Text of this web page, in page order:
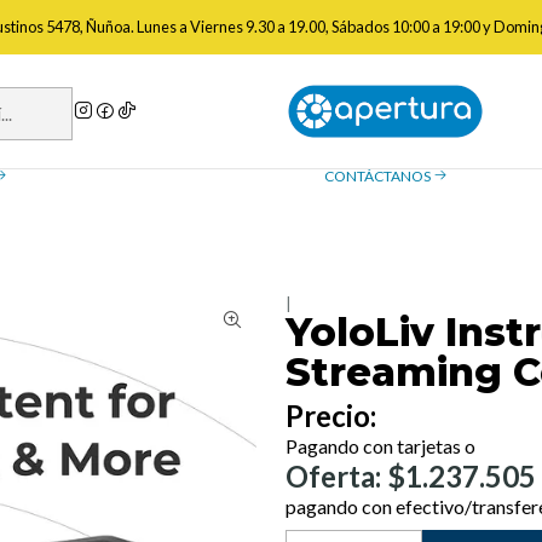
5478, Ñuñoa. Lunes a Viernes 9.30 a 19.00, Sábados 10:00 a 19:00 y
Monitores Para Cámara YoloLiv Instream Vertical Live Streaming
de reembolso
necesitas saber sobre las
Contáctanos
¿Tienes preguntas? Estamos
CONTÁCTANOS
YoloLiv
Streaming
Precio:
Pagando con tarjetas o
Oferta: $1.237.505
pagando con efectivo/